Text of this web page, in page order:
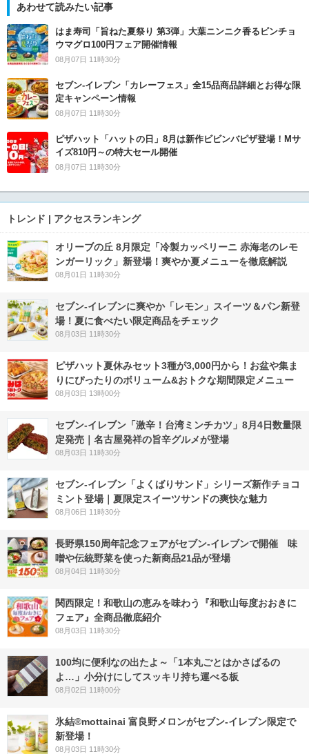
あわせて読みたい記事
はま寿司「旨ねた夏祭り 第3弾」大葉ニンニク香るビンチョ
ウマグロ100円フェア開催情報
08月07日 11時30分
セブン‐イレブン「カレーフェス」全15品商品詳細とお得な限
定キャンペーン情報
08月07日 11時30分
ピザハット「ハットの日」8月は新作ビビンバピザ登場！Mサ
イズ810円～の特大セール開催
08月07日 11時30分
トレンド | アクセスランキング
オリーブの丘 8月限定「冷製カッペリーニ 赤海老のレモ
ンガーリック」新登場！爽やか夏メニューを徹底解説
08月01日 11時30分
セブン‐イレブンに爽やか「レモン」スイーツ＆パン新登
場！夏に食べたい限定商品をチェック
08月03日 11時30分
ピザハット夏休みセット3種が3,000円から！お盆や集ま
りにぴったりのボリューム&おトクな期間限定メニュー
08月03日 13時00分
セブン-イレブン「激辛！台湾ミンチカツ」8月4日数量限
定発売｜名古屋発祥の旨辛グルメが登場
08月03日 11時30分
セブン‐イレブン「よくばりサンド」シリーズ新作チョコ
ミント登場｜夏限定スイーツサンドの爽快な魅力
08月06日 11時30分
長野県150周年記念フェアがセブン-イレブンで開催 味
噌や伝統野菜を使った新商品21品が登場
08月04日 11時30分
関西限定！和歌山の恵みを味わう『和歌山毎度おおきに
フェア』全商品徹底紹介
08月03日 11時30分
100均に便利なの出たよ～「1本丸ごとはかさばるの
よ…」小分けにしてスッキリ持ち運べる板
08月02日 11時00分
氷結®mottainai 富良野メロンがセブン‐イレブン限定で
新登場！
08月03日 11時30分